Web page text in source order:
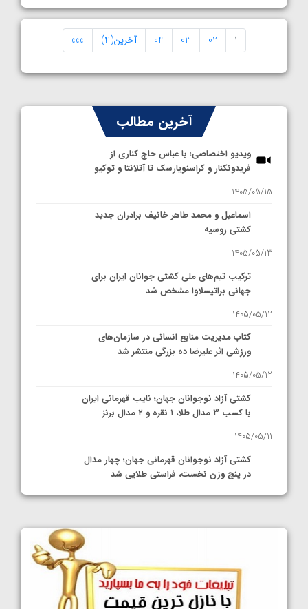
1
02
03
04 آخرین(4) »»»
آخرین مطالب
ویدیو اختصاصی؛ با عباس حاج کناری از
فریدونکنار و کراسنویارسک تا آتلانتا و توکیو
1405/05/15
اسماعیل و محمد طاهر خانیف برادران جدید
کشتی روسیه
1405/05/13
ترکیب تیم‌های ملی کشتی جوانان ایران برای
جهانی براتیسلاوا مشخص شد
1405/05/12
کتاب مدیریت منابع انسانی در سازمان‌های
ورزشی اثر علیرضا ده بزرگی منتشر شد
1405/05/12
کشتی آزاد نوجوانان جهان؛ نایب قهرمانی ایران
با کسب ۳ مدال طلا، ۱ نقره و ۲ مدال برنز
1405/05/11
کشتی آزاد نوجوانان قهرمانی جهان؛ چهار مدال
در پنج وزن نخست، فراستی طلایی شد
1405/05/11
کشتی آزاد نوجوانان جهان؛ رقبای نمایندگان
ایران مشخص شدند